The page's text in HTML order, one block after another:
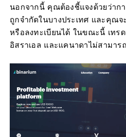
นอกจากนี้ คุณต้องชี้แจงด้วยว่าก
ถูกจำกัดในบางประเทศ และคุณจ
หรือลงทะเบียนได้ ในขณะนี้ เทรด
อิสราเอล และแคนาดาไม่สามาร